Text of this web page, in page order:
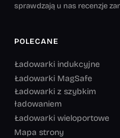
sprawdzają u nas recenzje
POLECANE
Ładowarki indukcyjne
Ładowarki MagSafe
Ładowarki z szybkim
ładowaniem
Ładowarki wieloportowe
Mapa strony